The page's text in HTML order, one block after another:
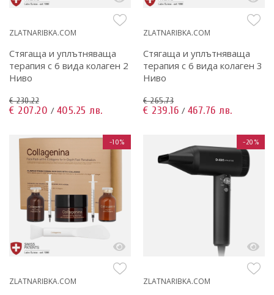
ZLATNARIBKA.COM
Стягаща и уплътняваща
терапия с 6 вида колаген 2
Ниво
€ 230.22
€ 207.20 / 405.25 лв.
ZLATNARIBKA.COM
Стягаща и уплътняваща
терапия с 6 вида колаген 3
Ниво
€ 265.73
€ 239.16 / 467.76 лв.
-10%
ZLATNARIBKA.COM
-20%
ZLATNARIBKA.COM